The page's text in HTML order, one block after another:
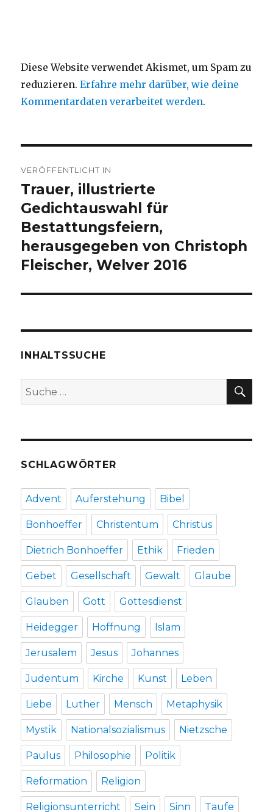
Diese Website verwendet Akismet, um Spam zu
reduzieren.Erfahre mehr darüber, wie deine
Kommentardaten verarbeitet werden.
VERÖFFENTLICHT IN
Trauer, illustrierte
Gedichtauswahl für
Bestattungsfeiern,
herausgegeben von Christoph
Fleischer, Welver 2016
INHALTSSUCHE
Suche
nach:
SCHLAGWÖRTER
Advent Auferstehung Bibel
Bonhoeffer Christentum Christus
Dietrich Bonhoeffer Ethik Frieden
Gebet Gesellschaft Gewalt Glaube
Glauben Gott Gottesdienst
Heidegger Hoffnung Islam
Jerusalem Jesus Johannes
Judentum Kirche Kunst Leben
Liebe Luther Mensch Metaphysik
Mystik Nationalsozialismus Nietzsche
Paulus Philosophie Politik
Reformation Religion
Religionsunterricht Sein Sinn Taufe